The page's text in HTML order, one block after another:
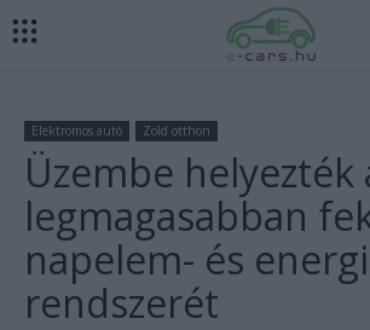
Elektromos autó Zöld otthon
Üzembe helyezték
legmagasabban
napelem- és
rendszerét